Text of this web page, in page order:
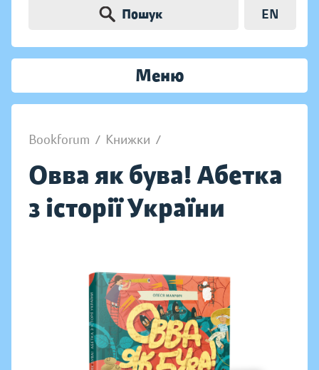
Пошук EN
Меню
Bookforum / Книжки /
Овва як бува! Абетка
з історії України